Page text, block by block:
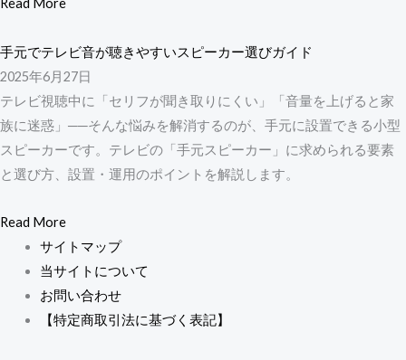
Read More
手元でテレビ音が聴きやすいスピーカー選びガイド
2025年6月27日
テレビ視聴中に「セリフが聞き取りにくい」「音量を上げると家
族に迷惑」──そんな悩みを解消するのが、手元に設置できる小型
スピーカーです。テレビの「手元スピーカー」に求められる要素
と選び方、設置・運用のポイントを解説します。
Read More
サイトマップ
当サイトについて
お問い合わせ
【特定商取引法に基づく表記】